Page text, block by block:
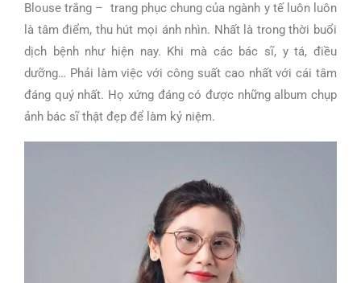
Blouse trắng – trang phục chung của ngành y tế luôn luôn
là tâm điểm, thu hút mọi ánh nhìn. Nhất là trong thời buổi
dịch bệnh như hiện nay. Khi mà các bác sĩ, y tá, điều
dưỡng… Phải làm việc với công suất cao nhất với cái tâm
đáng quý nhất. Họ xứng đáng có được những album chụp
ảnh bác sĩ thật đẹp để làm kỷ niệm.